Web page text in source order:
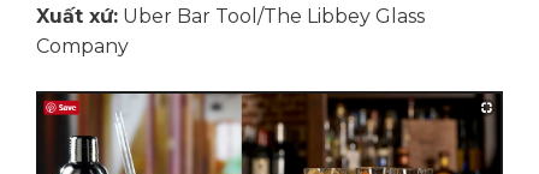
Xuất xứ:Uber Bar Tool/The Libbey Glass
Company